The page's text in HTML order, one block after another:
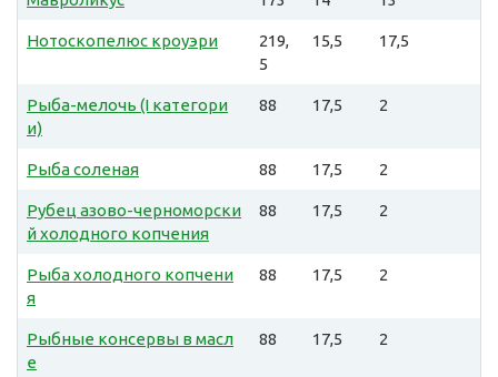
Нотоскопелюс кроуэри
219,
5
15,5 17,5
Рыба-мелочь (I категори
и)
88 17,5 2
Рыба соленая 88 17,5 2
Рубец азово-черноморски
й холодного копчения
88 17,5 2
Рыба холодного копчени
я
88 17,5 2
Рыбные консервы в масл
е
88 17,5 2